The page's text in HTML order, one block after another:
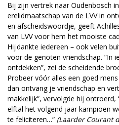
Bij zijn vertrek naar Oudenbosch
erelidmaatschap van de LVV in
en afscheidswoordje, geeft
van LVV voor hem het mooiste
Hij dankte iedereen – ook velen
voor de genoten vriendschap. “In
ontdekken”, zei de scheidende
Probeer vóór alles een goed
dan ontvang je vriendschap en
makkelijk”, vervolgde hij
elftal het volgend jaar kampioen
te feliciteren…” (Laarder Courant